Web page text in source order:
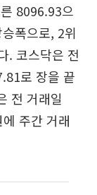
8096.93으
폭으로, 2위
. 코스닥은 전
로 장을 끝
전 거래일
주간 거래